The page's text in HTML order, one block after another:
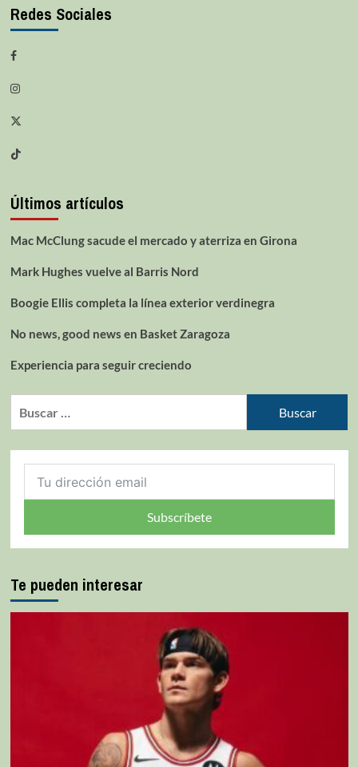
Redes Sociales
Últimos artículos
Mac McClung sacude el mercado y aterriza en Girona
Mark Hughes vuelve al Barris Nord
Boogie Ellis completa la línea exterior verdinegra
No news, good news en Basket Zaragoza
Experiencia para seguir creciendo
Subscríbete
Te pueden interesar